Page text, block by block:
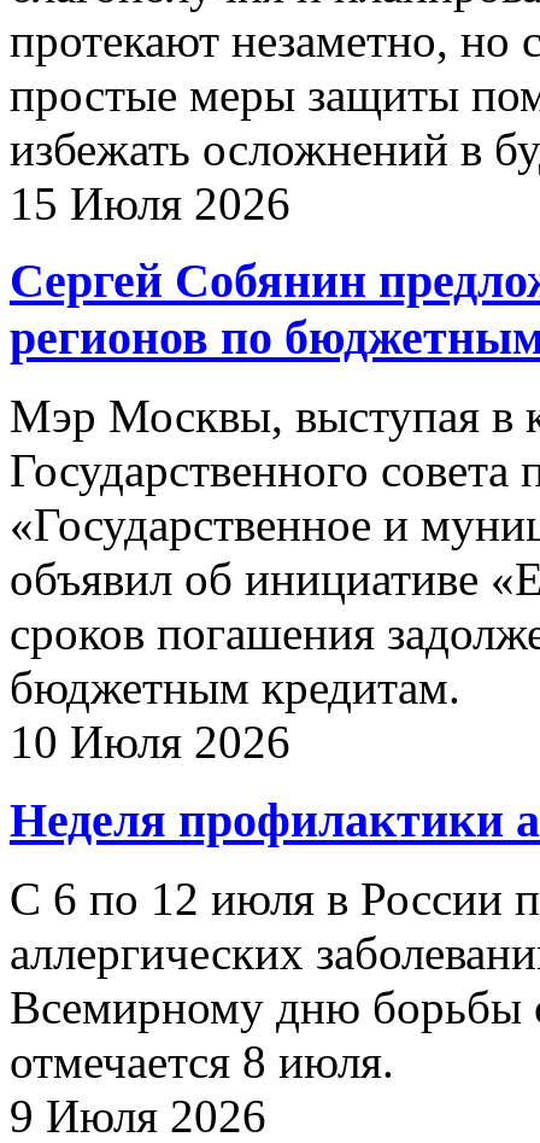
протекают незаметно, но
простые меры защиты
избежать осложнений в
15 Июля 2026
Сергей Собянин
регионов по
Мэр Москвы, выступая в
Государственного
«Государственное и
объявил об инициативе
сроков погашения
бюджетным кредитам.
10 Июля 2026
Неделя профилактики
С 6 по 12 июля в России
аллергических
Всемирному дню борьбы
отмечается 8 июля.
9 Июля 2026